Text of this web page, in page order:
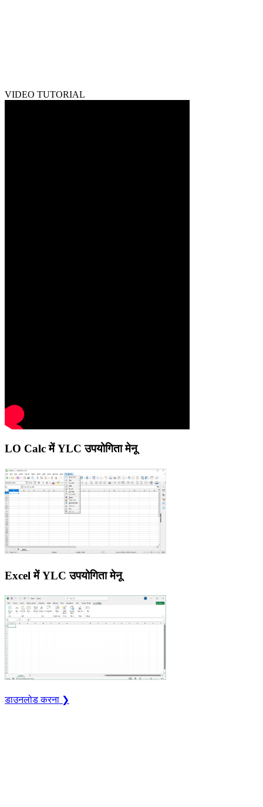
VIDEO TUTORIAL
LO Calc में YLC उपयोगिता मेनू
Excel में YLC उपयोगिता मेनू
डाउनलोड करना ❯